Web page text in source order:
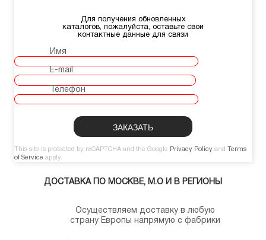
Для получения обновленных
каталогов, пожалуйста, оставьте свои
контактные данные для связи
Имя
E-mail
Телефон
This site is protected by reCAPTCHA and the Google Privacy Policy and
Terms
of Service apply.
ДОСТАВКА ПО МОСКВЕ, М.О И В РЕГИОНЫ
Осуществляем доставку в любую
страну Европы напрямую с фабрики